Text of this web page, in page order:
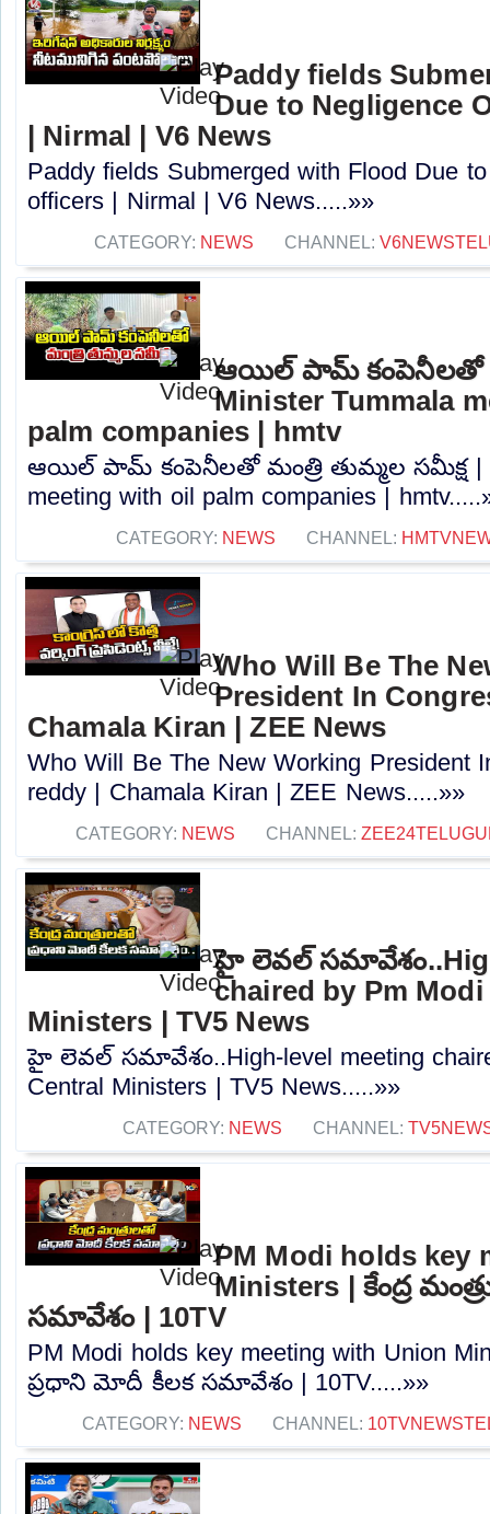
Paddy fields
Due to Negligence
| Nirmal | V6 News
Paddy fields Submerged with Flood Due
officers | Nirmal | V6 News.....»»
CATEGORY: NEWS CHANNEL:
ఆయిల్ పామ్ కంపెనీలతో
Minister Tummala
palm companies | hmtv
ఆయిల్ పామ్ కంపెనీలతో మంత్రి తుమ్మల సమీక్ష |
meeting with oil palm companies |
CATEGORY: NEWS CHANNEL:
Who Will Be The
President In
Chamala Kiran | ZEE News
Who Will Be The New Working President
reddy | Chamala Kiran | ZEE News.....»»
CATEGORY: NEWS CHANNEL:
హై లెవల్
chaired by Pm
Ministers | TV5 News
హై లెవల్ సమావేశం..High-level meeting
Central Ministers | TV5 News.....»»
CATEGORY: NEWS CHANNEL:
PM Modi holds key
Ministers | కేంద్ర
సమావేశం | 10TV
PM Modi holds key meeting with Union
ప్రధాని మోదీ కీలక సమావేశం | 10TV.....»»
CATEGORY: NEWS CHANNEL: